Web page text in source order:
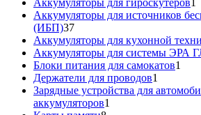
Аккумуляторы для гироскутеров1
Аккумуляторы для источников
(ИБП)3737
товаров
Аккумуляторы для кухонной
Аккумуляторы для системы
Блоки питания для самокатов1
Держатели для проводов1
товар
Зарядные устройства для
аккумуляторов1